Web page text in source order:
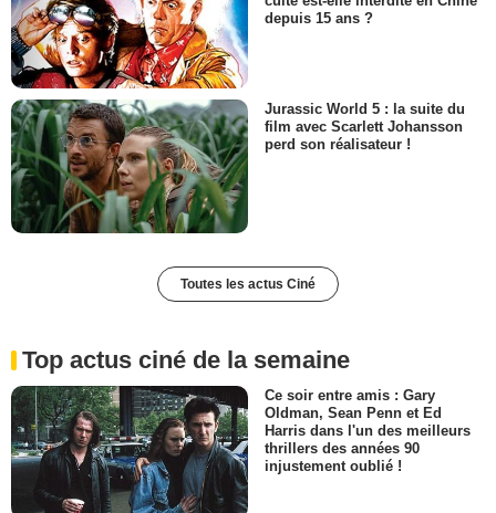
depuis 15 ans ?
Jurassic World 5 : la suite du
film avec Scarlett Johansson
perd son réalisateur !
Toutes les actus Ciné
Top actus ciné de la semaine
Ce soir entre amis : Gary
Oldman, Sean Penn et Ed
Harris dans l'un des meilleurs
thrillers des années 90
injustement oublié !